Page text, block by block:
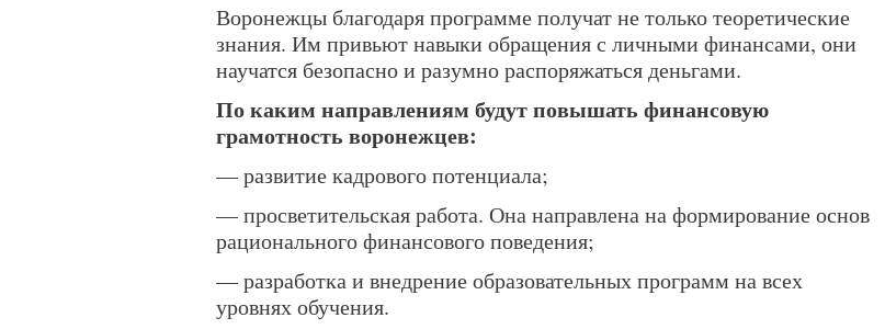
Воронежцы благодаря программе получат не только теоретические
знания. Им привьют навыки обращения с личными финансами, они
научатся безопасно и разумно распоряжаться деньгами.
По каким направлениям будут повышать финансовую
грамотность воронежцев:
— развитие кадрового потенциала;
— просветительская работа. Она направлена на формирование основ
рационального финансового поведения;
— разработка и внедрение образовательных программ на всех
уровнях обучения.